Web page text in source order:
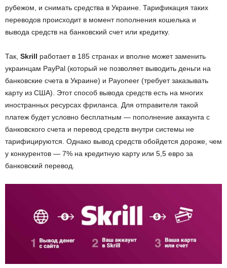
рубежом, и снимать средства в Украине. Тарификация таких
переводов происходит в момент пополнения кошелька и
вывода средств на банковский счет или кредитку.
Так, Skrill работает в 185 странах и вполне может заменить
украинцам PayPal (который не позволяет выводить деньги на
банковские счета в Украине) и Payoneer (требует заказывать
карту из США). Этот способ вывода средств есть на многих
иностранных ресурсах фриланса. Для отправителя такой
платеж будет условно бесплатным — пополнение аккаунта с
банковского счета и перевод средств внутри системы не
тарифицируются. Однако вывод средств обойдется дороже, чем
у конкурентов — 7% на кредитную карту или 5,5 евро за
банковский перевод.